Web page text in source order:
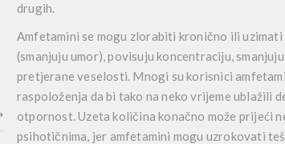
drugih.
Amfetamini se mogu zlorabiti kronično ili
(smanjuju umor), povisuju koncentraciju,
pretjerane veselosti. Mnogi su korisnici
raspoloženja da bi tako na neko vrijeme ublažili
otpornost. Uzeta količina konačno može prijeći
psihotičnima, jer amfetamini mogu uzrokovati